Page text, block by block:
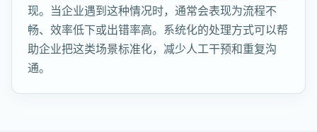
现。当企业遇到这种情况时，通常会表现为流程不
畅、效率低下或出错率高。系统化的处理方式可以帮
助企业把这类场景标准化，减少人工干预和重复沟
通。